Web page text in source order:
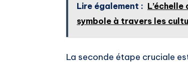
Lire également :
symbole à travers les
La seconde étape cruciale